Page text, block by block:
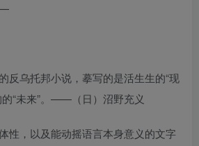
反乌托邦小说，摹写的是活生生的“现
“未来”。——（日）沼野充义
性，以及能动摇语言本身意义的文字